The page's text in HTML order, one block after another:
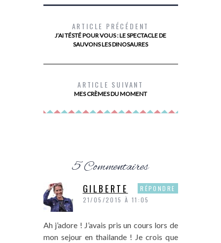
LONGTEMPS AVEC LE NOUVEAU BAUME
PALMER’S
ARTICLE PRÉCÉDENT
J’AI TÉSTÉ POUR VOUS : LE SPECTACLE DE
SAUVONS LES DINOSAURES
ARTICLE SUIVANT
MES CRÈMES DU MOMENT
5 Commentaires
GILBERTE
21/05/2015 À 11:05
Ah j’adore ! J’avais pris un cours lors de
mon sejour en thailande ! Je crois que
RÉPONDRE